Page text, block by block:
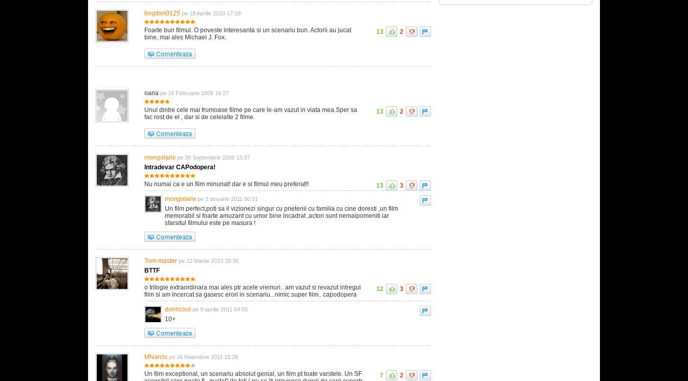
bogdan0125 pe 18 Aprilie 2010 17:19
Foarte bun filmul. O poveste interesanta si un scenariu bun. Actorii au jucat
bine, mai ales Michael J. Fox.
13 2
oana pe 18 Februarie 2006 16:27
Unul dintre cele mai frumoase filme pe care le-am vazut in viata mea.Sper sa
fac rost de el , dar si de celelalte 2 filme.
13 2
mongolarix pe 30 Septembrie 2009 13:37
Intradevar CAPodopera!
Nu numai ca e un film minunat! dar e si filmul meu preferat!! 13
3
mongolarix pe 3 ianuarie 2011 00:01
Un film perfect,poti sa il vizionezi singur cu prietenii cu familia cu cine doresti ,un film
memorabil si foarte amuzant cu umor bine incadrat ,actori sunt nemaipomeniti iar
sfarsitul filmului este pe masura !
Tom-master pe 12 Martie 2010 18:36
BTTF
o trilogie extraordinara mai ales ptr acele vremuri.. am vazut si revazut intregul
film si am incercat sa gasesc erori in scenariu.. nimic.super film.. capodopera
12 3
dorincool pe 9 aprilie 2011 04:55
10+
MNarcis pe 16 Noiembrie 2011 13:28
Un film exceptional, un scenariu absolut genial, un film pt toate varstele. Un SF
7 2